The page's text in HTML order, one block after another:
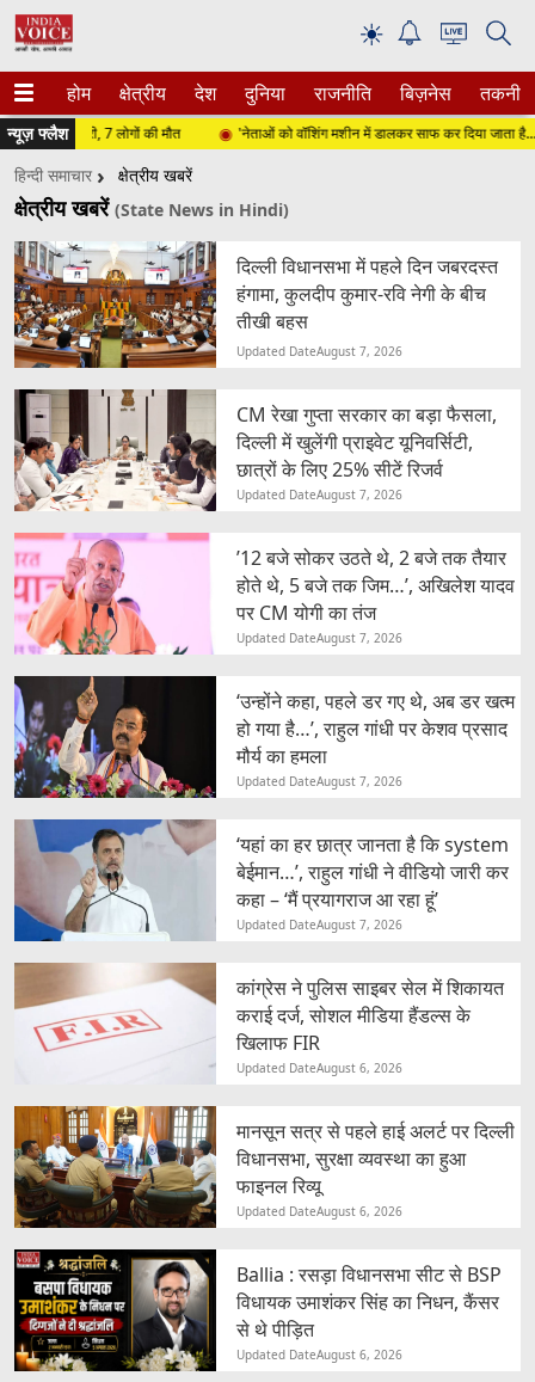
☀
होम क्षेत्रीय देश दुनिया राजनीति बिज़नेस तकनीक
न्यूज़ फ्लैश
में गिरी, 7 लोगों की मौत 'नेताओं को वॉशिंग मशीन में डालकर साफ कर दिया जाता है...',
हिन्दी समाचार क्षेत्रीय खबरें
क्षेत्रीय खबरें (State News in Hindi)
दिल्ली विधानसभा में पहले दिन जबरदस्त
हंगामा, कुलदीप कुमार-रवि नेगी के बीच
तीखी बहस
Updated DateAugust 7, 2026
CM रेखा गुप्ता सरकार का बड़ा फैसला,
दिल्ली में खुलेंगी प्राइवेट यूनिवर्सिटी,
छात्रों के लिए 25% सीटें रिजर्व
Updated DateAugust 7, 2026
’12 बजे सोकर उठते थे, 2 बजे तक तैयार
होते थे, 5 बजे तक जिम…’, अखिलेश यादव
पर CM योगी का तंज
Updated DateAugust 7, 2026
‘उन्होंने कहा, पहले डर गए थे, अब डर खत्म
हो गया है…’, राहुल गांधी पर केशव प्रसाद
मौर्य का हमला
Updated DateAugust 7, 2026
‘यहां का हर छात्र जानता है कि system
बेईमान…’, राहुल गांधी ने वीडियो जारी कर
कहा – ‘मैं प्रयागराज आ रहा हूं’
Updated DateAugust 7, 2026
कांग्रेस ने पुलिस साइबर सेल में शिकायत
कराई दर्ज, सोशल मीडिया हैंडल्स के
खिलाफ FIR
Updated DateAugust 6, 2026
मानसून सत्र से पहले हाई अलर्ट पर दिल्ली
विधानसभा, सुरक्षा व्यवस्था का हुआ
फाइनल रिव्यू
Updated DateAugust 6, 2026
Ballia : रसड़ा विधानसभा सीट से BSP
विधायक उमाशंकर सिंह का निधन, कैंसर
से थे पीड़ित
Updated DateAugust 6, 2026